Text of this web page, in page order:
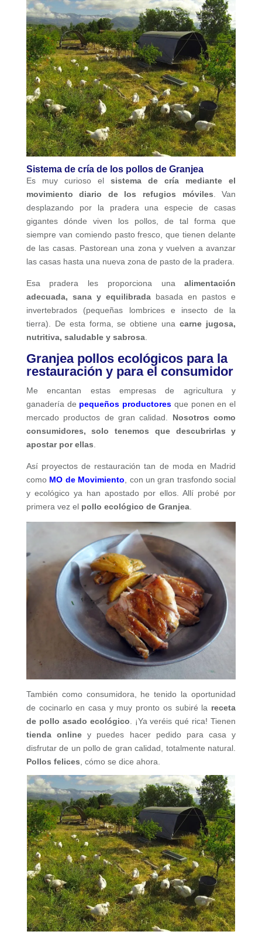
Sistema de cría de los pollos de Granjea
Es muy curioso el sistema de cría mediante el
movimiento diario de los refugios móviles. Van
desplazando por la pradera una especie de casas
gigantes dónde viven los pollos, de tal forma que
siempre van comiendo pasto fresco, que tienen delante
de las casas. Pastorean una zona y vuelven a avanzar
las casas hasta una nueva zona de pasto de la pradera.
Esa pradera les proporciona unaalimentación
adecuada, sana y equilibradabasada en pastos e
invertebrados (pequeñas lombrices e insecto de la
tierra). De esta forma, se obtiene unacarne jugosa,
nutritiva, saludable y sabrosa.
Granjea pollos ecológicos para la
restauración y para el consumidor
Me encantan estas empresas de agricultura y
ganadería de pequeños productores que ponen en el
mercado productos de gran calidad. Nosotros como
consumidores, solo tenemos que descubrirlas y
apostar por ellas.
Así proyectos de restauración tan de moda en Madrid
como MO de Movimiento, con un gran trasfondo social
y ecológico ya han apostado por ellos. Allí probé por
primera vez el pollo ecológico de Granjea.
También como consumidora, he tenido la oportunidad
de cocinarlo en casa y muy pronto os subiré la receta
de pollo asado ecológico . ¡Ya veréis qué rica! Tienen
tienda onliney puedes hacer pedido para casa y
disfrutar de un pollo de gran calidad, totalmente natural.
Pollos felices , cómo se dice ahora.